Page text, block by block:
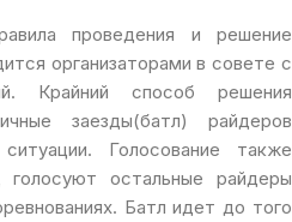
проведения и решение
организаторами в совете с
Крайний способ решения
заезды(батл) райдеров
Голосование также
голосуют остальные райдеры
Батл идет до того